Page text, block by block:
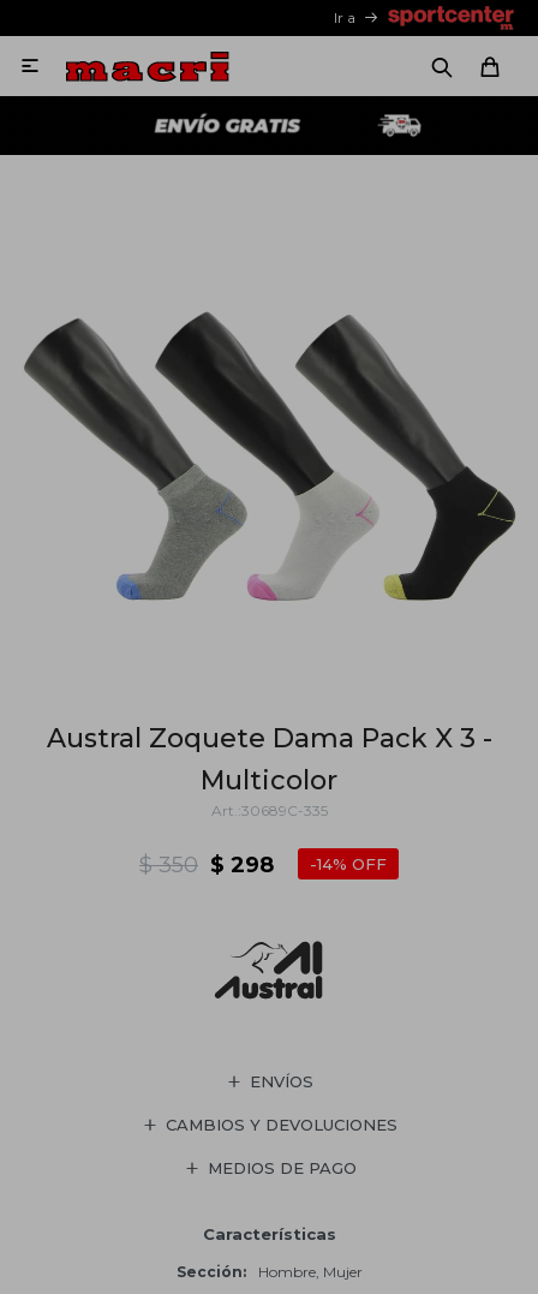
Ir a

Austral Zoquete Dama Pack X 3 -
Multicolor
30689C-335
$ 298
$ 350 14
ENVÍOS
CAMBIOS Y DEVOLUCIONES
MEDIOS DE PAGO
Características
Sección Hombre, Mujer